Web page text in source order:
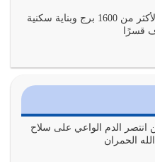
لآرائنا وأهوائنا
كيانها معناه أنها أصبحت
غزة: تدمير كامل لأكثر من 1600 برج وبناية سكنية
قسرًا
انتصر الدم الواعي على سلاح
الحمران